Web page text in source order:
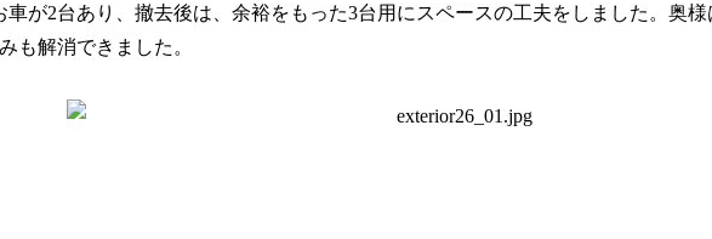
が2台あり、撤去後は、余裕をもった3台用にスペースの工夫をしました。奥
も解消できました。